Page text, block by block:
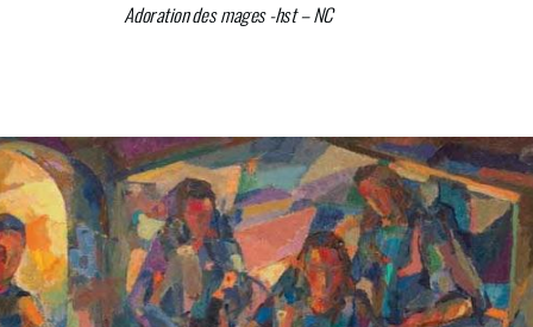
Adoration des mages -hst – NC